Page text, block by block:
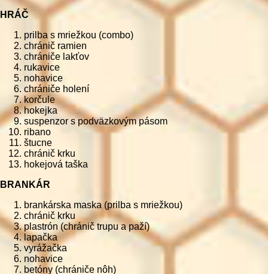
HRÁČ
prilba s mriežkou (combo)
chránič ramien
chrániče lakťov
rukavice
nohavice
chrániče holení
korčule
hokejka
suspenzor s podväzkovým pásom
ribano
štucne
chránič krku
hokejová taška
BRANKÁR
brankárska maska (prilba s mriežkou)
chránič krku
plastrón (chránič trupu a paží)
lapačka
vyrážačka
nohavice
betóny (chrániče nôh)